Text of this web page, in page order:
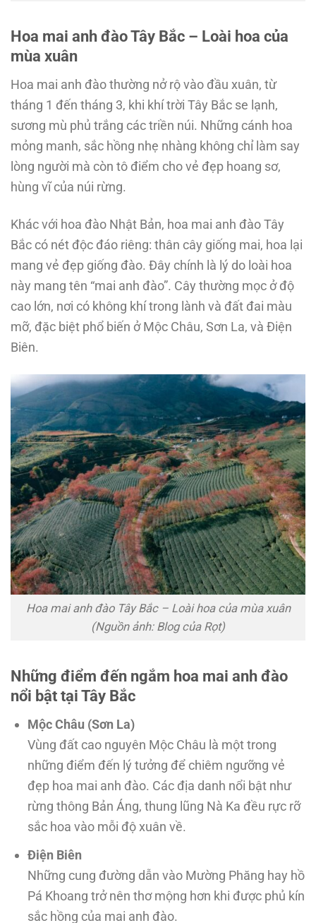
Hoa mai anh đào Tây Bắc – Loài hoa của
mùa xuân
Hoa mai anh đào thường nở rộ vào đầu xuân, từ
tháng 1 đến tháng 3, khi khí trời Tây Bắc se lạnh,
sương mù phủ trắng các triền núi. Những cánh hoa
mỏng manh, sắc hồng nhẹ nhàng không chỉ làm say
lòng người mà còn tô điểm cho vẻ đẹp hoang sơ,
hùng vĩ của núi rừng.
Khác với hoa đào Nhật Bản, hoa mai anh đào Tây
Bắc có nét độc đáo riêng: thân cây giống mai, hoa lại
mang vẻ đẹp giống đào. Đây chính là lý do loài hoa
này mang tên “mai anh đào”. Cây thường mọc ở độ
cao lớn, nơi có không khí trong lành và đất đai màu
mỡ, đặc biệt phổ biến ở Mộc Châu, Sơn La, và Điện
Biên.
Hoa mai anh đào Tây Bắc – Loài hoa của mùa xuân
(Nguồn ảnh: Blog của Rọt)
Những điểm đến ngắm hoa mai anh đào
nổi bật tại Tây Bắc
Mộc Châu (Sơn La)
Vùng đất cao nguyên Mộc Châu là một trong
những điểm đến lý tưởng để chiêm ngưỡng vẻ
đẹp hoa mai anh đào. Các địa danh nổi bật như
rừng thông Bản Áng, thung lũng Nà Ka đều rực rỡ
sắc hoa vào mỗi độ xuân về.
Điện Biên
Những cung đường dẫn vào Mường Phăng hay hồ
Pá Khoang trở nên thơ mộng hơn khi được phủ kín
sắc hồng của mai anh đào.